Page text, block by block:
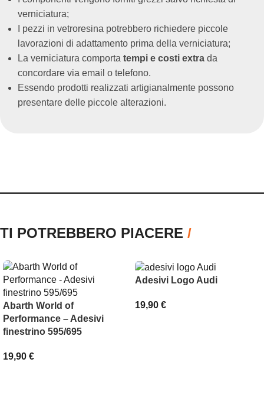
verniciatura;
I pezzi in vetroresina potrebbero richiedere piccole
lavorazioni di adattamento prima della verniciatura;
La verniciatura comporta tempi e costi extra da
concordare via email o telefono.
Essendo prodotti realizzati artigianalmente possono
presentare delle piccole alterazioni.
TI POTREBBERO PIACERE /
Abarth World of
Performance – Adesivi
finestrino 595/695
19,90 €
Adesivi Logo Audi
19,90 €